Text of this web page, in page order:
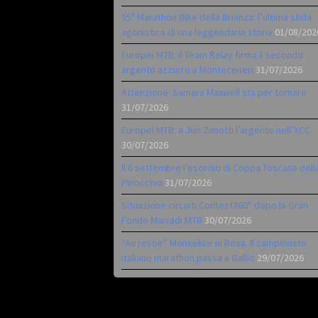
35ª Marathon Bike della Brianza: l’ultima sfida
agonistica di una leggendaria storia 01/08/
Europei MTB: il Team Relay firma il secondo
argento azzurro a Monteceneri 31/07/2026
Attenzione: Samara Maxwell sta per tornare
31/07/2026
Europei MTB: a Juri Zanotti l’argento nell’XCC
30/07/2026
Il 6 settembre l’esordio di Coppa Toscana
Pinocchio 31/07/2026
Situazione circuiti Contest360° dopo la Gran
Fondo Marradi MTB 30/07/2026
“Au revoir” Monselice in Rosa. Il campionato
italiano marathon passa a Gallio 29/07/2026